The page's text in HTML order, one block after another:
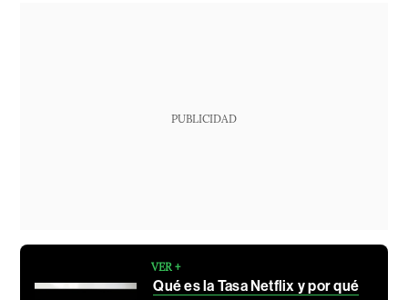
PUBLICIDAD
VER +
Qué es la Tasa Netflix y por qué